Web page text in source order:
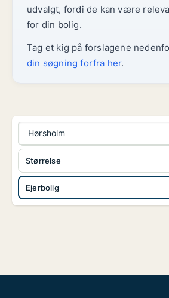
udvalgt, fordi de kan være
for din bolig.
Tag et kig på forslagene
din søgning forfra her.
Hørsholm
Ejerbolig
Størrelse